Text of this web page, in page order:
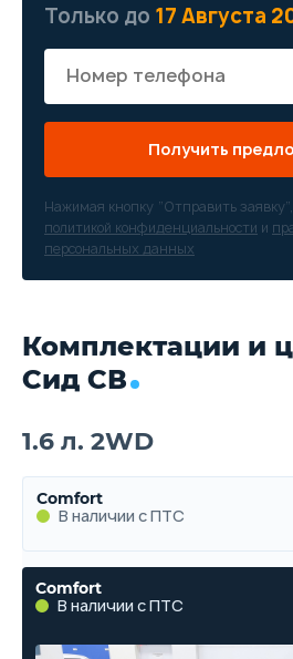
Только до 17 Августа
Получить
Нажимая кнопку “Отправить
политикой конфиденциальности и
персональных данных
Комплектации и
Сид СВ
1.6 л. 2WD
Comfort
В наличии с ПТС
Comfort
В наличии с ПТС